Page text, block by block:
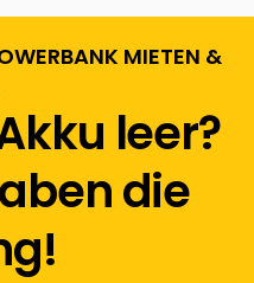
MIETEN &
leer?
die